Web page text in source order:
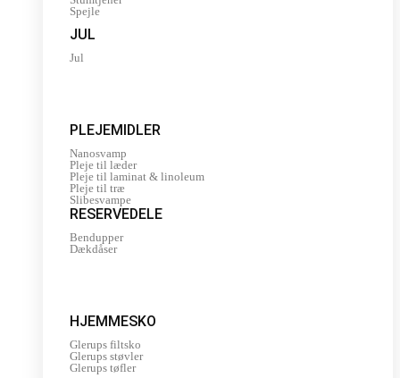
Spejle
JUL
Jul
PLEJEMIDLER
Nanosvamp
Pleje til læder
Pleje til laminat & linoleum
Pleje til træ
Slibesvampe
RESERVEDELE
Bendupper
Dækdåser
HJEMMESKO
Glerups filtsko
Glerups støvler
Glerups tøfler